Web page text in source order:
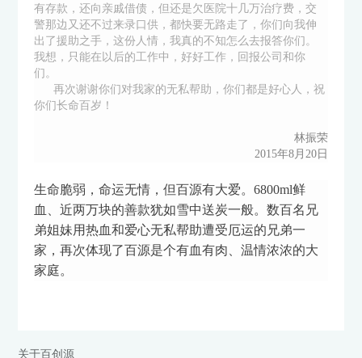
有存款，还向亲戚借债，但还是欠医院十几万治疗费，交
警那边又还不过来录口供，都快要无路走了，你们向我伸
出了援助之手，这份人情，我真的不知怎么去报答你们。
我想，只能在以后的工作中，好好工作，回报公司和你
们。
再次谢谢你们对我家的无私帮助，你们都是好心人，祝
你们长命百岁！
林振荣
2015年8月20日
生命脆弱，命运无情，但百源有大爱。6800ml鲜
血、近两万块的善款犹如雪中送炭一般。数百名兄
弟姐妹用热血和爱心无私帮助遭受厄运的兄弟一
家，再次体现了百源是个有血有肉、温情浓浓的大
家庭。
关于百创源